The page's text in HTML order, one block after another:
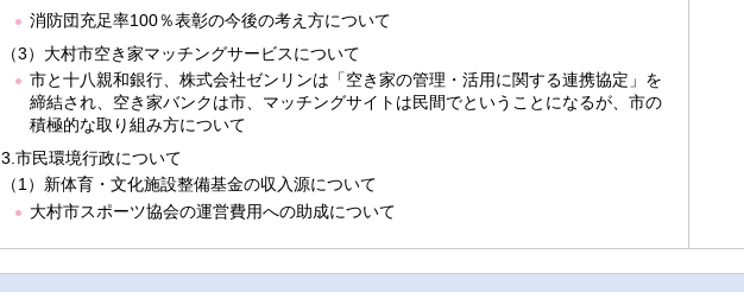
消防団充足率100％表彰の今後の考え方について
（3）大村市空き家マッチングサービスについて
市と十八親和銀行、株式会社ゼンリンは「空き家の管理・活用に関する連携協定」を
締結され、空き家バンクは市、マッチングサイトは民間でということになるが、市の
積極的な取り組み方について
3.市民環境行政について
（1）新体育・文化施設整備基金の収入源について
大村市スポーツ協会の運営費用への助成について